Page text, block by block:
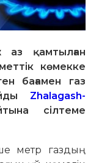
аз қамтылған
көмекке
бағамен газ
Zhalagash-
сілтеме
метр газдың